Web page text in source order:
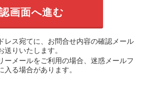
レス宛てに、お問合せ内容の確認メール
送りいたします。
メールをご利用の場合、迷惑メールフ
入る場合があります。